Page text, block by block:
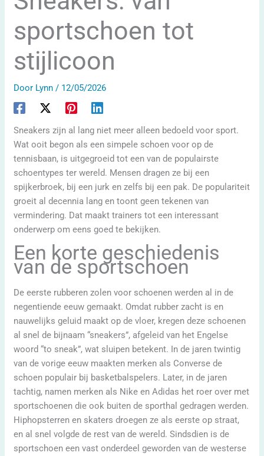
sportschoen tot
stijlicoon
Door Lynn/ 12/05/2026
Sneakers zijn al lang niet meer alleen bedoeld voor sport.
Wat ooit begon als een simpele schoen voor op de
tennisbaan, is uitgegroeid tot een van de populairste
schoentypes ter wereld. Mensen dragen ze bij een
spijkerbroek, bij een jurk en zelfs bij een pak. De populariteit
groeit al decennia lang en toont geen tekenen van
vermindering. Dat maakt trainers tot een interessant
onderwerp om eens goed te bekijken.
Een korte geschiedenis
van de sportschoen
De eerste rubberen zolen voor schoenen werden al in de
negentiende eeuw gemaakt. Omdat rubber zacht is en
nauwelijks geluid maakt op de vloer, kregen deze schoenen
al snel de bijnaam “sneakers”, afgeleid van het Engelse
woord “to sneak”, wat sluipen betekent. In de jaren twintig
van de vorige eeuw maakten merken als Converse de
schoen populair bij basketbalspelers. Later, in de jaren
tachtig, namen merken als Nike en Adidas het roer over met
sportschoenen die ook buiten de sporthal gedragen werden.
Hiphopsterren en skaters droegen ze als eerste op straat,
en al snel volgde de rest van de wereld. Sindsdien is de
sportschoen een vast onderdeel geworden van de westerse